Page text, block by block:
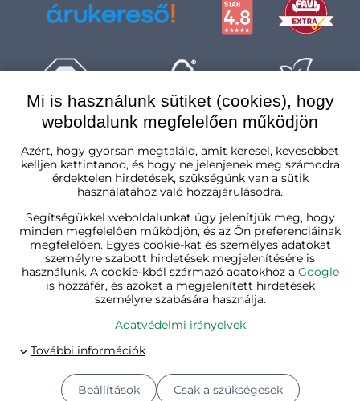
Mi is használunk sütiket (cookies), hogy
weboldalunk megfelelően működjön
Azért, hogy gyorsan megtaláld, amit keresel, kevesebbet
kelljen kattintanod, és hogy ne jelenjenek meg számodra
érdektelen hirdetések, szükségünk van a sütik
használatához való hozzájárulásodra.
Segítségükkel weboldalunkat úgy jelenítjük meg, hogy
minden megfelelően működjön, és az Ön preferenciáinak
megfelelően. Egyes cookie-kat és személyes adatokat
személyre szabott hirdetések megjelenítésére is
használunk. A cookie-kból származó adatokhoz a Google
is hozzáfér, és azokat a megjelenített hirdetések
személyre szabására használja.
Adatvédelmi irányelvek
Beállítások Csak a szükségesek